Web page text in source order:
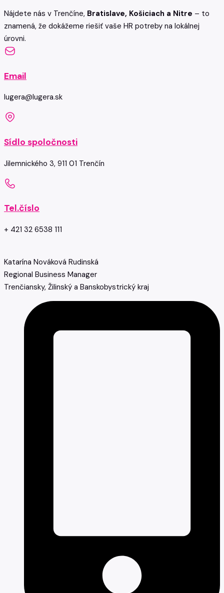
Nájdete nás v Trenčíne, Bratislave, Košiciach a Nitre – to
znamená, že dokážeme riešiť vaše HR potreby na lokálnej
úrovni.
Email
lugera@lugera.sk
Sídlo spoločnosti
Jilemnického 3, 911 01 Trenčín
Tel.číslo
+ 421 32 6538 111
Katarína Nováková Rudinská
Regional Business Manager
Trenčiansky, Žilinský a Banskobystrický kraj